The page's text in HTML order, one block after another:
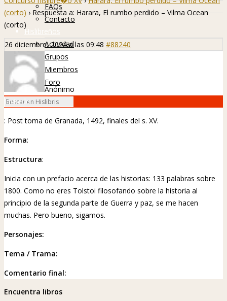
FAQs
Contacto
Hislibreños
Actividad
Grupos
Miembros
Foro
(corto) › Respuesta a: Harara, El rumbo perdido – Vilma Ocean
(corto)
26 diciembre, 2024 a las 09:48 #88240
Anónimo
Invitado
: Post toma de Granada, 1492, finales del s. XV.
Forma:
Estructura:
Inicia con un prefacio acerca de las historias: 133 palabras sobre
1800. Como no eres Tolstoi filosofando sobre la historia al
principio de la segunda parte de Guerra y paz, se me hacen
muchas. Pero bueno, sigamos.
Personajes:
Tema / Trama:
Comentario final:
Encuentra libros